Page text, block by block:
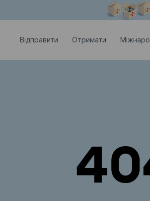
Відправити Отримати